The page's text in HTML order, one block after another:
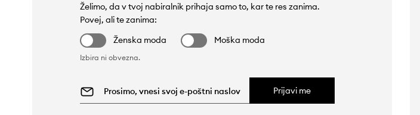
Želimo, da v tvoj nabiralnik prihaja samo to, kar te res zanima.
Povej, ali te zanima:
Ženska moda
Moška moda
Izbira ni obvezna.
Prijavi me